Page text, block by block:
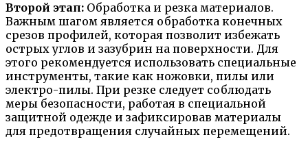
Второй этап: Обработка и резка материалов.
Важным шагом является обработка конечных
срезов профилей, которая позволит избежать
острых углов и зазубрин на поверхности. Для
этого рекомендуется использовать специальные
инструменты, такие как ножовки, пилы или
электро-пилы. При резке следует соблюдать
меры безопасности, работая в специальной
защитной одежде и зафиксировав материалы
для предотвращения случайных перемещений.